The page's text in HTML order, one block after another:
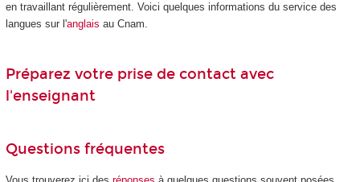
en travaillant régulièrement. Voici quelques informations du service des
langues sur l'anglais au Cnam.
Préparez votre prise de contact avec
l'enseignant
Questions fréquentes